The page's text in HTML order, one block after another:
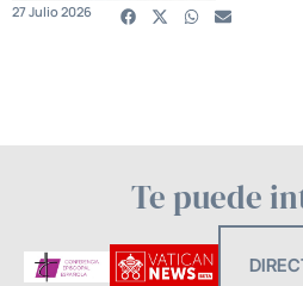
27 Julio 2026
Te puede